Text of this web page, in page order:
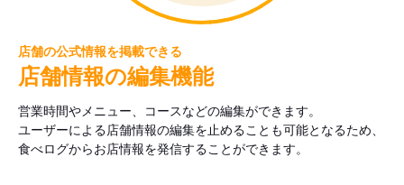
店舗の公式情報を掲載できる
店舗情報の編集機能
営業時間やメニュー、コースなどの編集ができます。
ユーザーによる店舗情報の編集を止めることも可能となるため、
食べログからお店情報を発信することができます。